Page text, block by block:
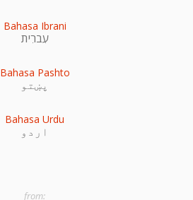
Bahasa Ibrani
עִברִית
Bahasa Pashto
پښتو
Bahasa Urdu
اردو